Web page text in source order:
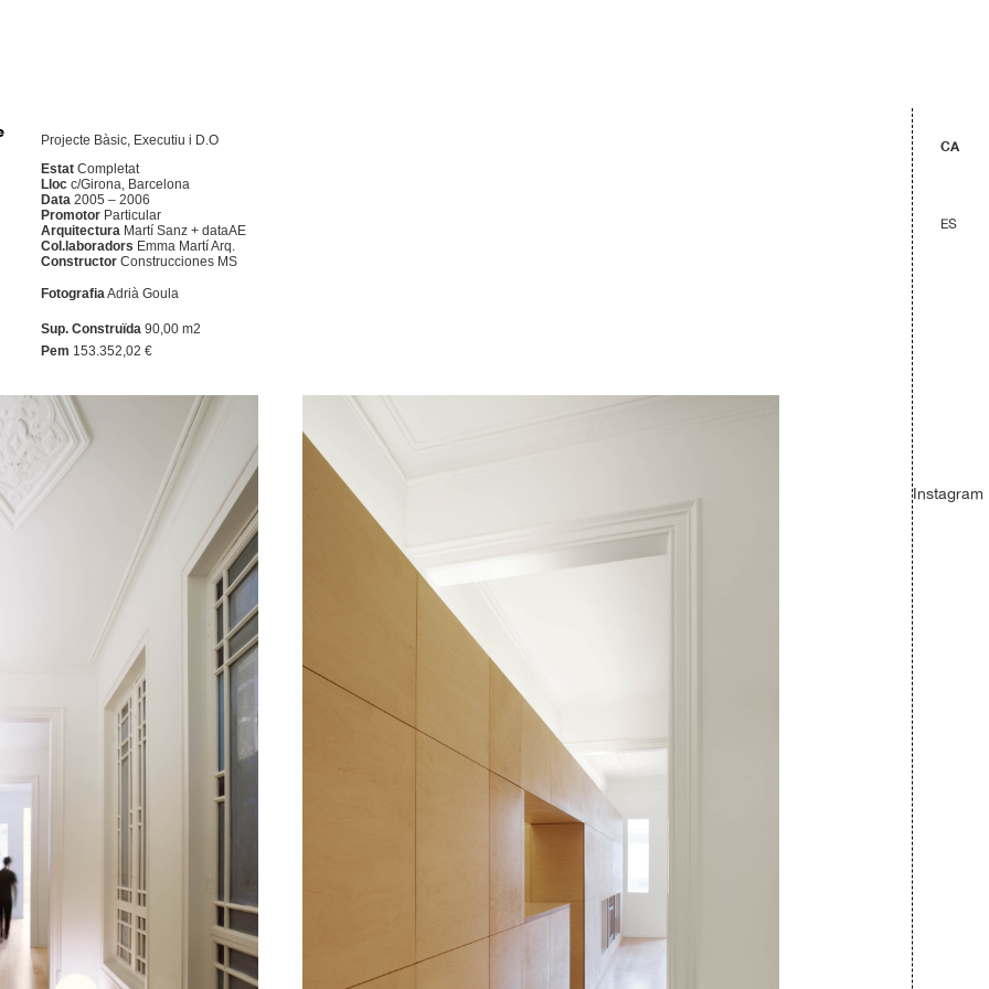
CA
ES
Instagram
Projecte Bàsic, Executiu i D.O
Estat Completat
Lloc c/Girona, Barcelona
Data 2005 – 2006
Promotor Particular
Arquitectura Martí Sanz + dataAE
Col.laboradors Emma Martí Arq.
Constructor Construcciones MS
FotografiaAdrià Goula
Sup. Construïda 90,00 m2
Pem 153.352,02 €